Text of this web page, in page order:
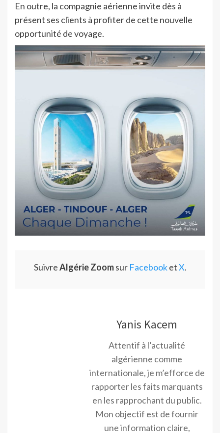
En outre, la compagnie aérienne invite dès à
présent ses clients à profiter de cette nouvelle
opportunité de voyage.
SuivreAlgérie Zoomsur FacebooketX.
Yanis Kacem
Attentif à l’actualité
algérienne comme
internationale, je m’efforce de
rapporter les faits marquants
en les rapprochant du public.
Mon objectif est de fournir
une information claire,